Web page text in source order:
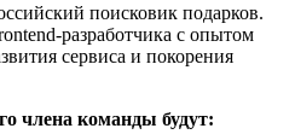
поисковик подарков.
разработчика с опытом
сервиса и покорения
члена команды будут: